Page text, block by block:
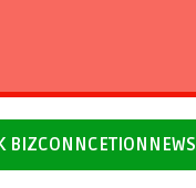
BIZCONNCETIONNEWS